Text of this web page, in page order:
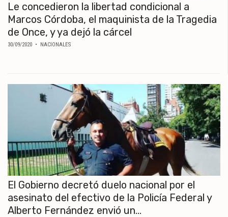
Le concedieron la libertad condicional a
Marcos Córdoba, el maquinista de la Tragedia
de Once, y ya dejó la cárcel
30/09/2020 • NACIONALES
El Gobierno decretó duelo nacional por el
asesinato del efectivo de la Policía Federal y
Alberto Fernández envió un...